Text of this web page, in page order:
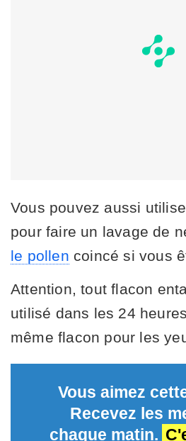
Vous pouvez aussi
pour faire un lavage de
le pollen coincé si vous
Attention, tout flacon
utilisé dans les 24
même flacon pour les
Vous aimez
Recevez les
chaque matin.